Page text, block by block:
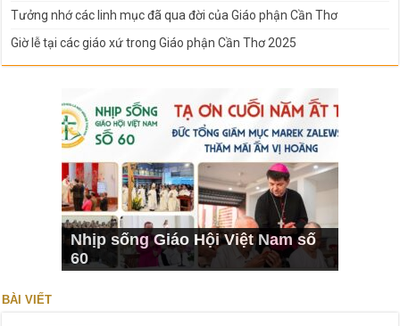
Tưởng nhớ các linh mục đã qua đời của Giáo phận Cần Thơ
Giờ lễ tại các giáo xứ trong Giáo phận Cần Thơ 2025
Nhịp sống Giáo Hội Việt Nam số
60
BÀI VIẾT